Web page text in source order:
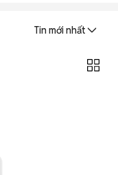
Tin mới nhất